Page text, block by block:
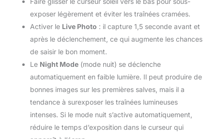
exposer légèrement et éviter les traînées cramées.
Activer le Live Photo : il capture 1,5 seconde avant et
après le déclenchement, ce qui augmente les chances
de saisir le bon moment.
Le Night Mode (mode nuit) se déclenche
automatiquement en faible lumière. Il peut produire de
bonnes images sur les premières salves, mais il a
tendance à surexposer les traînées lumineuses
intenses. Si le mode nuit s’active automatiquement,
réduire le temps d’exposition dans le curseur qui